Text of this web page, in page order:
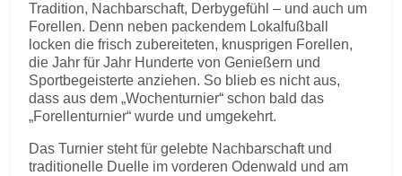
Tradition, Nachbarschaft, Derbygefühl – und auch um
Forellen. Denn neben packendem Lokalfußball
locken die frisch zubereiteten, knusprigen Forellen,
die Jahr für Jahr Hunderte von Genießern und
Sportbegeisterte anziehen. So blieb es nicht aus,
dass aus dem „Wochenturnier“ schon bald das
„Forellenturnier“ wurde und umgekehrt.
Das Turnier steht für gelebte Nachbarschaft und
traditionelle Duelle im vorderen Odenwald und am